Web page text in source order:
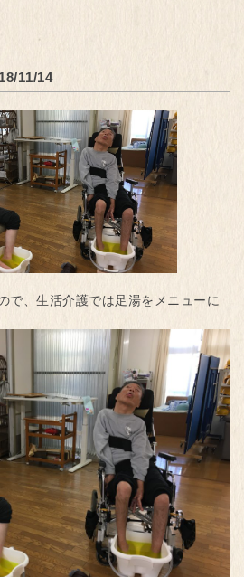
11/14
で、生活介護では足湯をメニューに